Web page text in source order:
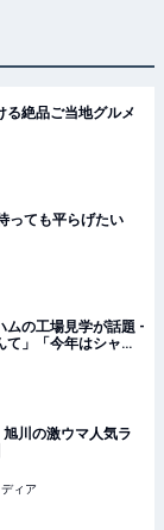
る絶品ご当地グルメ
っても平らげたい
ムの工場見学が話題 -
て」「今年はシャウ
集まる
川の激ウマ人気ラ
ィア